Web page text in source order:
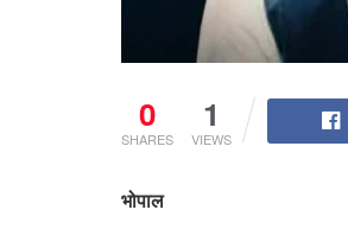
0
SHARES
1
VIEWS
भोपाल